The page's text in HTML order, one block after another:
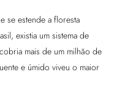
se estende a floresta
existia um sistema de
mais de um milhão de
e úmido viveu o maior